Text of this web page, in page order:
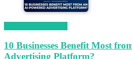
10 Businesses Benefit Most
Advertising Platform?